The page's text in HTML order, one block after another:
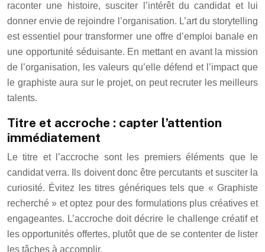
raconter une histoire, susciter l’intérêt du candidat et lui
donner envie de rejoindre l’organisation. L’art du storytelling
est essentiel pour transformer une offre d’emploi banale en
une opportunité séduisante. En mettant en avant la mission
de l’organisation, les valeurs qu’elle défend et l’impact que
le graphiste aura sur le projet, on peut recruter les meilleurs
talents.
Titre et accroche : capter l’attention
immédiatement
Le titre et l’accroche sont les premiers éléments que le
candidat verra. Ils doivent donc être percutants et susciter la
curiosité. Évitez les titres génériques tels que « Graphiste
recherché » et optez pour des formulations plus créatives et
engageantes. L’accroche doit décrire le challenge créatif et
les opportunités offertes, plutôt que de se contenter de lister
les tâches à accomplir.